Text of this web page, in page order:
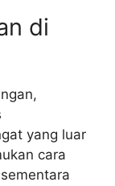
di
yang luar
cara